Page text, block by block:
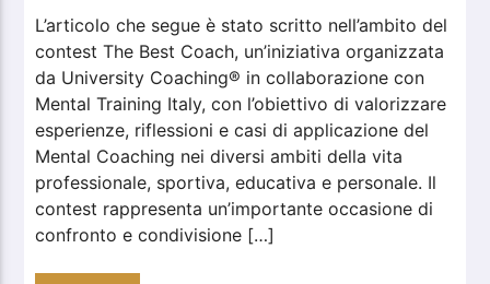
L’articolo che segue è stato scritto nell’ambito del
contest The Best Coach, un’iniziativa organizzata
da University Coaching® in collaborazione con
Mental Training Italy, con l’obiettivo di valorizzare
esperienze, riflessioni e casi di applicazione del
Mental Coaching nei diversi ambiti della vita
professionale, sportiva, educativa e personale. Il
contest rappresenta un’importante occasione di
confronto e condivisione […]